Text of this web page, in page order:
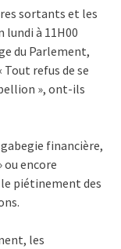
sortants et les
à 11H00
du Parlement,
Tout refus de se
», ont-ils
financière,
encore
piétinement des
les